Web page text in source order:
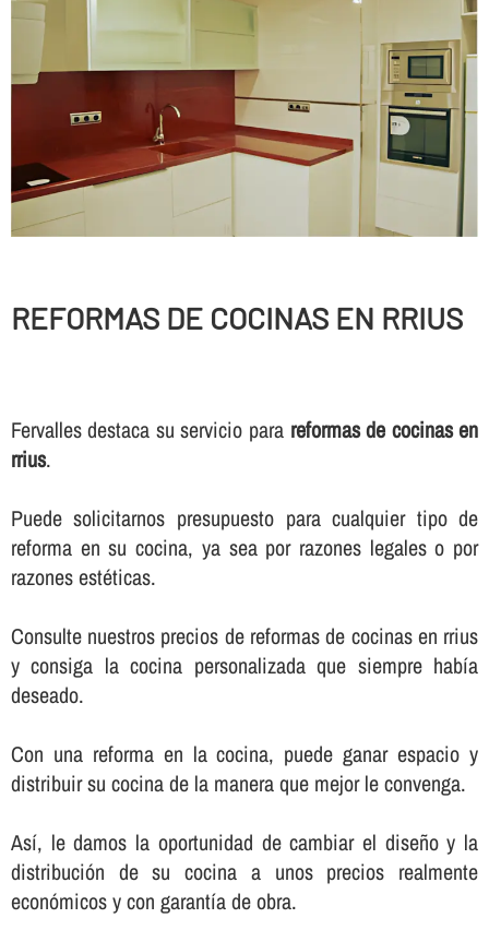
REFORMAS DE COCINAS EN RRIUS
Fervalles destaca su servicio para reformas de cocinas en
rrius.
Puede solicitarnos presupuesto para cualquier tipo de
reforma en su cocina, ya sea por razones legales o por
razones estéticas.
Consulte nuestros precios de reformas de cocinas en rrius
y consiga la cocina personalizada que siempre habí­a
deseado.
Con una reforma en la cocina, puede ganar espacio y
distribuir su cocina de la manera que mejor le convenga.
Así­, le damos la oportunidad de cambiar el diseño y la
distribución de su cocina a unos precios realmente
económicos y con garantí­a de obra.